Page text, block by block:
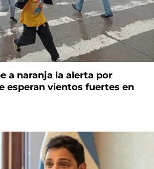
a naranja la alerta por
esperan vientos fuertes en